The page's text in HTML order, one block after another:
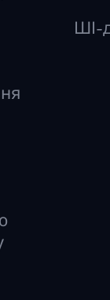
ШІ-